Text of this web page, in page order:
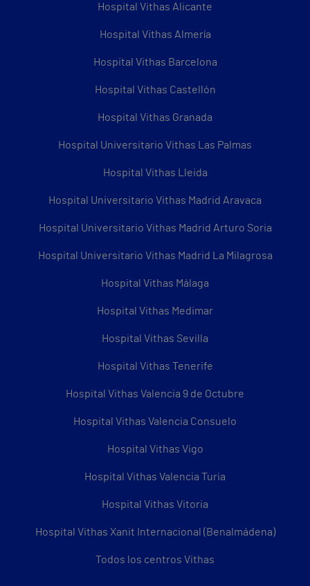
Hospital Vithas Alicante
Hospital Vithas Almería
Hospital Vithas Barcelona
Hospital Vithas Castellón
Hospital Vithas Granada
Hospital Universitario Vithas Las Palmas
Hospital Vithas Lleida
Hospital Universitario Vithas Madrid Aravaca
Hospital Universitario Vithas Madrid Arturo Soria
Hospital Universitario Vithas Madrid La Milagrosa
Hospital Vithas Málaga
Hospital Vithas Medimar
Hospital Vithas Sevilla
Hospital Vithas Tenerife
Hospital Vithas Valencia 9 de Octubre
Hospital Vithas Valencia Consuelo
Hospital Vithas Vigo
Hospital Vithas Valencia Turia
Hospital Vithas Vitoria
Hospital Vithas Xanit Internacional (Benalmádena)
Todos los centros Vithas